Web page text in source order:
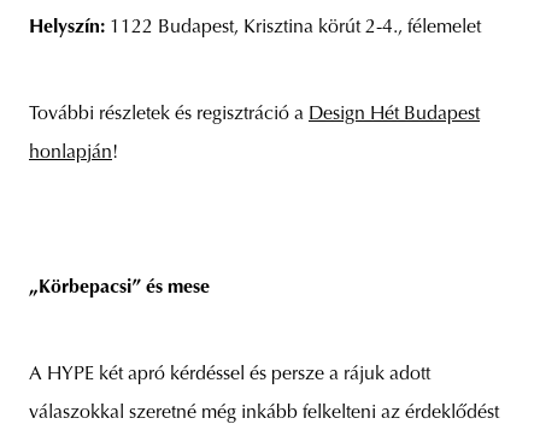
Helyszín: 1122 Budapest, Krisztina körút 2-4., félemelet
További részletek és regisztráció a Design Hét Budapest
honlapján!
„Körbepacsi” és mese
A HYPE két apró kérdéssel és persze a rájuk adott
válaszokkal szeretné még inkább felkelteni az érdeklődést